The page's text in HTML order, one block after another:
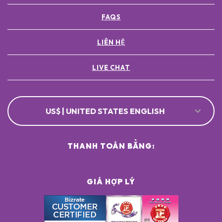
[+/- MAY CONTAIN
CI 77891 / TITANIUM DIOXIDE ●
FAQS
LIÊN HỆ
LIVE CHAT
US$ | UNITED STATES ENGLISH
GIÁ HỢP LÝ
THANH TOÁN BẰNG: